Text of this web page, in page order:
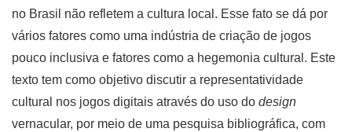
no Brasil não refletem a cultura local. Esse fato se dá por
vários fatores como uma indústria de criação de jogos
pouco inclusiva e fatores como a hegemonia cultural. Este
texto tem como objetivo discutir a representatividade
cultural nos jogos digitais através do uso do design
vernacular, por meio de uma pesquisa bibliográfica, com